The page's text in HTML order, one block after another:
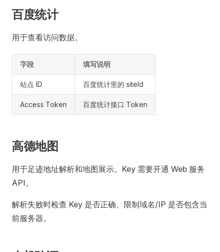
百度统计
用于查看访问数据。
字段 填写说明
站点 ID 百度统计里的 siteId
Access Token 百度统计接口 Token
高德地图
用于足迹地址解析和地图展示。Key 需要开通 Web 服务
API。
解析失败时检查 Key 是否正确、限制域名/IP 是否包含当
前服务器。